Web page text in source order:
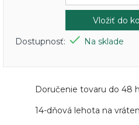
Vložiť do
Dostupnosť:  Na sklade
Doručenie tovaru do 48
14-dňová lehota na